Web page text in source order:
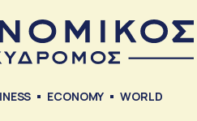
ECONOMY WORLD